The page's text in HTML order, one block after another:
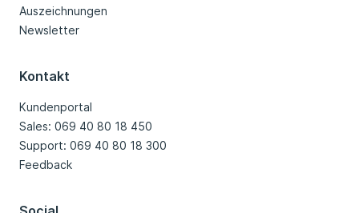
Auszeichnungen
Newsletter
Kontakt
Kundenportal
Sales: 069 40 80 18 450
Support: 069 40 80 18 300
Feedback